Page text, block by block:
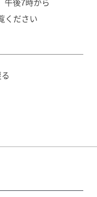
午後7時から
ください